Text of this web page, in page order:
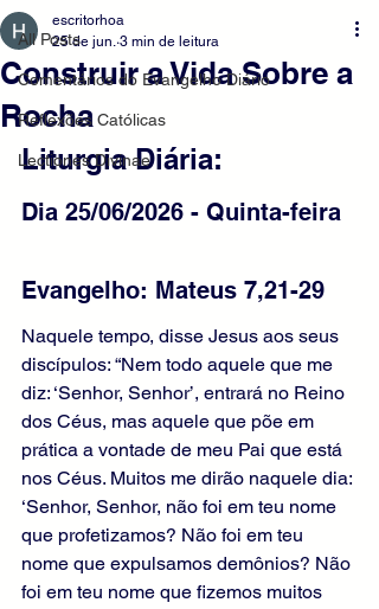
All Posts
Comentários do Evangelho Diário
Reflexões Católicas
Lectiones Divinae
Construir a Vida Sobre a
Rocha
escritorhoa
25 de jun. 3 min de leitura
Liturgia Diária:
Dia 25/06/2026 - Quinta-feira
Evangelho: Mateus 7,21-29
Naquele tempo, disse Jesus aos seus
discípulos: “Nem todo aquele que me
diz: ‘Senhor, Senhor’, entrará no Reino
dos Céus, mas aquele que põe em
prática a vontade de meu Pai que está
nos Céus. Muitos me dirão naquele dia:
‘Senhor, Senhor, não foi em teu nome
que profetizamos? Não foi em teu
nome que expulsamos demônios? Não
foi em teu nome que fizemos muitos